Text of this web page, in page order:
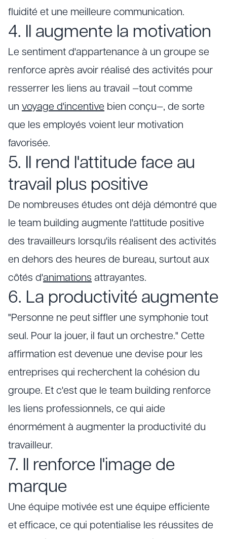
fluidité et une meilleure communication.
4. Il augmente la motivation
Le sentiment d'appartenance à un groupe se
renforce après avoir réalisé des activités pour
resserrer les liens au travail —tout comme
un voyage d'incentive bien conçu—, de sorte
que les employés voient leur motivation
favorisée.
5. Il rend l'attitude face au
travail plus positive
De nombreuses études ont déjà démontré que
le team building augmente l'attitude positive
des travailleurs lorsqu'ils réalisent des activités
en dehors des heures de bureau, surtout aux
côtés d'animations attrayantes.
6. La productivité augmente
"Personne ne peut siffler une symphonie tout
seul. Pour la jouer, il faut un orchestre." Cette
affirmation est devenue une devise pour les
entreprises qui recherchent la cohésion du
groupe. Et c'est que le team building renforce
les liens professionnels, ce qui aide
énormément à augmenter la productivité du
travailleur.
7. Il renforce l'image de
marque
Une équipe motivée est une équipe efficiente
et efficace, ce qui potentialise les réussites de